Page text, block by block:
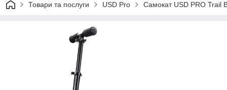
Товари та послуги USD Pro Самокат USD PRO Trail